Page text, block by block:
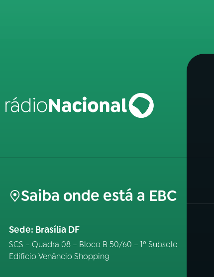
Saiba onde está a EBC
Sede: Brasília DF
SCS – Quadra 08 – Bloco B 50/60 – 1º Subsolo
Edifício Venâncio Shopping